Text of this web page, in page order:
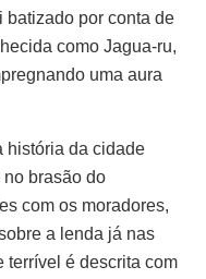
batizado por conta de
como Jagua-ru,
uma aura
história da cidade
brasão do
com os moradores,
a lenda já nas
terrível é descrita com